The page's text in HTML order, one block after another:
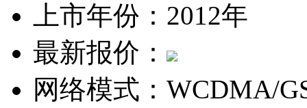
上市年份： 2012年
最新报价：
网络模式： WCDMA/